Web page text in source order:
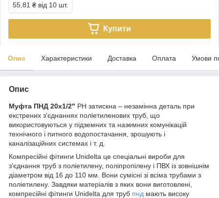
55,81 ₴ від 10 шт.
Купити
Опис Характеристики Доставка Оплата Умови
Опис
Муфта ПНД 20х1/2" РН затискна – незамінна деталь при
екстрених з'єднаннях поліетиленових труб, що
використовуються у підземних та наземних комунікацій
технічного і питного водопостачання, зрошують і
каналізаційних системах і т. д.
Компресійні фітинги Unidelta це спеціальні вироби для
з'єднання труб з поліетилену, поліпропілену і ПВХ із зовнішнім
діаметром від 16 до 110 мм. Вони сумісні зі всіма трубами з
поліетилену. Завдяки матеріалів з яких вони виготовлені,
компресійні фітинги Unidelta для труб пнд мають високу